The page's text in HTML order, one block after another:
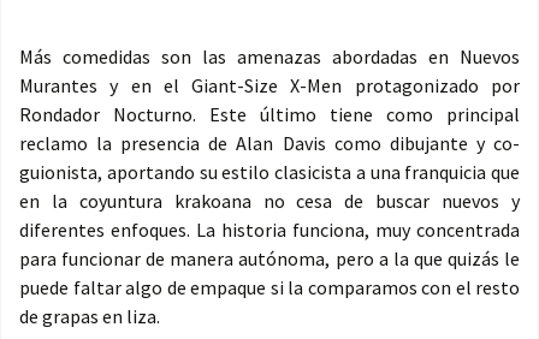
Más comedidas son las amenazas abordadas en Nuevos
Murantes y en el Giant-Size X-Men protagonizado por
Rondador Nocturno. Este último tiene como principal
reclamo la presencia de Alan Davis como dibujante y co-
guionista, aportando su estilo clasicista a una franquicia que
en la coyuntura krakoana no cesa de buscar nuevos y
diferentes enfoques. La historia funciona, muy concentrada
para funcionar de manera autónoma, pero a la que quizás le
puede faltar algo de empaque si la comparamos con el resto
de grapas en liza.